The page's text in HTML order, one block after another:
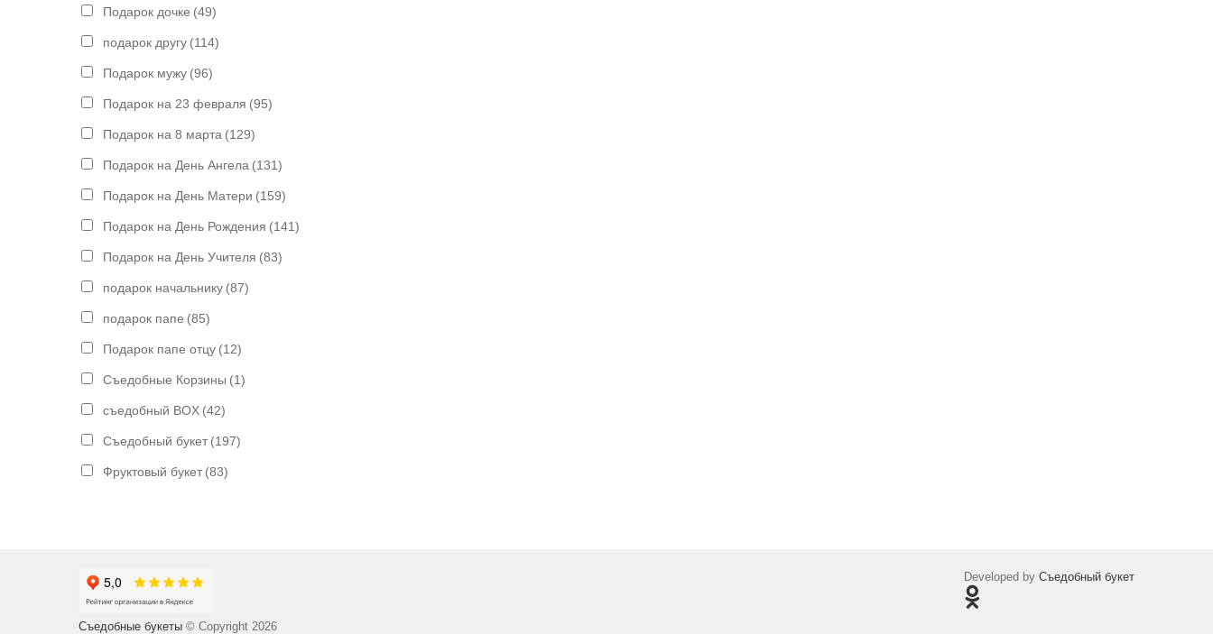
Подарок дочке (49)
подарок другу (114)
Подарок мужу (96)
Подарок на 23 февраля (95)
Подарок на 8 марта (129)
Подарок на День Ангела (131)
Подарок на День Матери (159)
Подарок на День Рождения (141)
Подарок на День Учителя (83)
подарок начальнику (87)
подарок папе (85)
Подарок папе отцу (12)
Съедобные Корзины (1)
съедобный BOX (42)
Съедобный букет (197)
Фруктовый букет (83)
Съедобные букеты © Copyright 2026
Developed by Съедобный букет